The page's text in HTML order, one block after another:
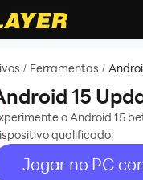
/ Ferramentas /
15
o Android 15
qualificado!
Jogar no PC